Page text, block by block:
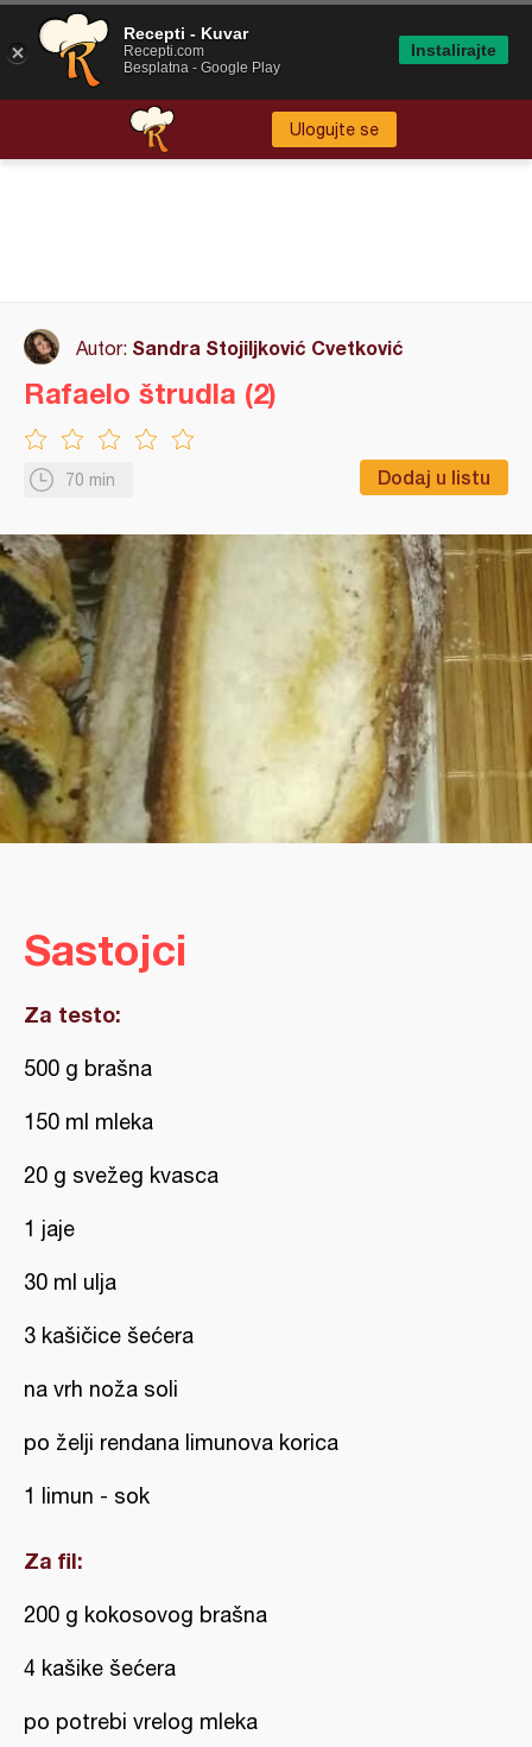
Ulogujte se
Autor: Sandra Stojiljković Cvetković
70 min Dodaj u listu
Rafaelo štrudla (2)
Sastojci
Za testo:
500 g brašna
150 ml mleka
20 g svežeg kvasca
1 jaje
30 ml ulja
3 kašičice šećera
na vrh noža soli
po želji rendana limunova korica
1 limun - sok
Za fil:
200 g kokosovog brašna
4 kašike šećera
po potrebi vrelog mleka
Recepti - Kuvar
Recepti.com
Besplatna - Google Play
Instalirajte